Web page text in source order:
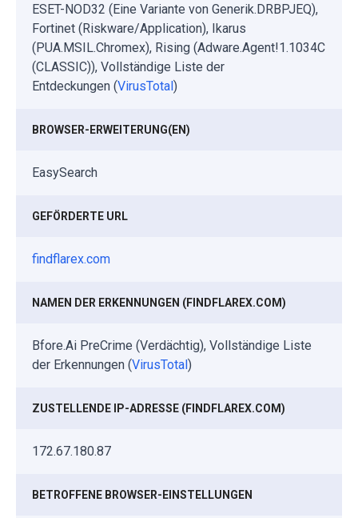
ESET-NOD32 (Eine Variante von Generik.DRBPJEQ),
Fortinet (Riskware/Application), Ikarus
(PUA.MSIL.Chromex), Rising (Adware.Agent!1.1034C
(CLASSIC)), Vollständige Liste der
Entdeckungen (VirusTotal)
BROWSER-ERWEITERUNG(EN)
EasySearch
GEFÖRDERTE URL
findflarex.com
NAMEN DER ERKENNUNGEN (FINDFLAREX.COM)
Bfore.Ai PreCrime (Verdächtig), Vollständige Liste
der Erkennungen (VirusTotal)
ZUSTELLENDE IP-ADRESSE (FINDFLAREX.COM)
172.67.180.87
BETROFFENE BROWSER-EINSTELLUNGEN